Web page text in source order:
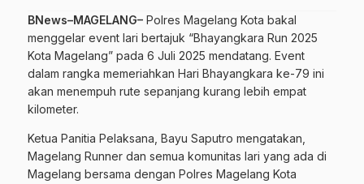
BNews–MAGELANG– Polres Magelang Kota bakal
menggelar event lari bertajuk “Bhayangkara Run 2025
Kota Magelang” pada 6 Juli 2025 mendatang. Event
dalam rangka memeriahkan Hari Bhayangkara ke-79 ini
akan menempuh rute sepanjang kurang lebih empat
kilometer.
Ketua Panitia Pelaksana, Bayu Saputro mengatakan,
Magelang Runner dan semua komunitas lari yang ada di
Magelang bersama dengan Polres Magelang Kota